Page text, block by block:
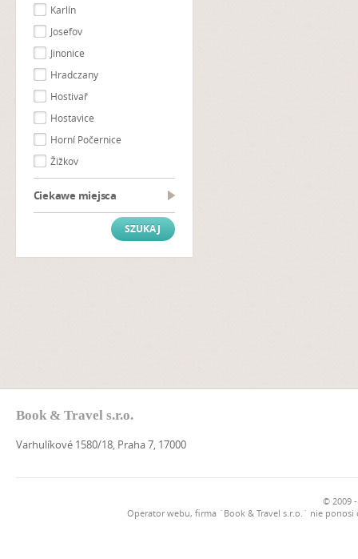
Karlín
Josefov
Jinonice
Hradczany
Hostivař
Hostavice
Horní Počernice
Žižkov
Ciekawe miejsca
Book & Travel s.r.o.
Varhulíkové 1580/18, Praha 7, 17000
© 2009
Operator webu, firma `Book & Travel s.r.o.` nie